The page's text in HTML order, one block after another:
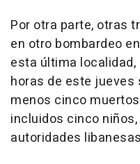
Por otra parte, otras
en otro bombardeo
esta última
horas de este jueves
menos cinco
incluidos cinco
autoridades